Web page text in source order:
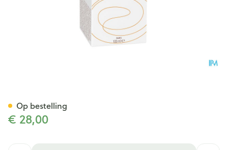
€ 28,00
Op bestelling